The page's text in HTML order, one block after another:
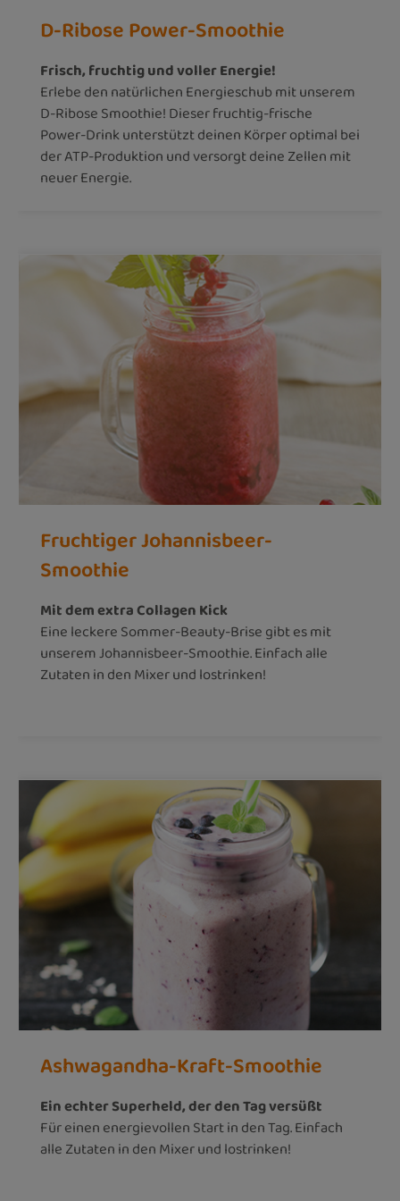
D-Ribose Power-Smoothie
Frisch, fruchtig und voller Energie!
Erlebe den natürlichen Energieschub mit unserem
D-Ribose Smoothie! Dieser fruchtig-frische
Power-Drink unterstützt deinen Körper optimal bei
der ATP-Produktion und versorgt deine Zellen mit
neuer Energie.
Fruchtiger Johannisbeer-
Smoothie
Mit dem extra Collagen Kick
Eine leckere Sommer-Beauty-Brise gibt es mit
unserem Johannisbeer-Smoothie. Einfach alle
Zutaten in den Mixer und lostrinken!
Ashwagandha-Kraft-Smoothie
Ein echter Superheld, der den Tag versüßt
Für einen energievollen Start in den Tag. Einfach
alle Zutaten in den Mixer und lostrinken!